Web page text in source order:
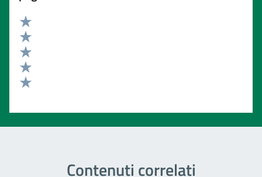
Valuta 5 stelle su 5
Valuta 4 stelle su 5
Valuta 3 stelle su 5
Valuta 2 stelle su 5
Contenuti correlati